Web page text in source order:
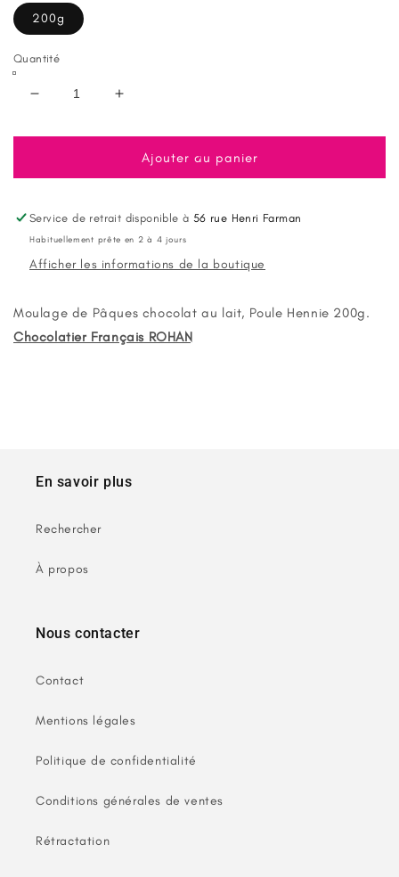
200g
Quantité
Réduire
quantité
Moulage
Paques
Poule
au
200g
Rohan
Augmenter
quantité
Moulage
Paques
Poule
Chocolat
au
200g
Ajouter au panier
Service de retrait disponible à 56 rue Henri Farman
Habituellement prête en 2 à 4 jours
Afficher les informations de la boutique
Moulage de Pâques chocolat au lait, Poule Hennie 200g.
Chocolatier Français ROHAN
En savoir plus
Rechercher
À propos
Nous contacter
Contact
Mentions légales
Politique de confidentialité
Conditions générales de ventes
Rétractation